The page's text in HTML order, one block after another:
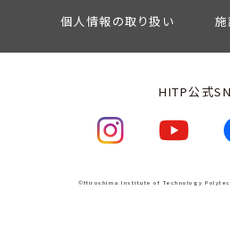
個人情報の取り扱い
HITP公式
©Hiroshima Institute of Technology